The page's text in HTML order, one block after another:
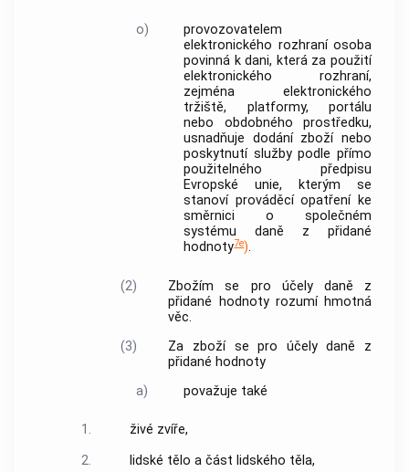
o)
provozovatelem
elektronického rozhraníosoba
povinná k dani, která za použití
elektronického rozhraní,
zejména elektronického
tržiště, platformy, portálu
nebo obdobného prostředku,
usnadňuje dodání zbožínebo
poskytnutí službypodle přímo
použitelného předpisu
Evropské unie, kterým se
stanoví prováděcí opatření ke
směrnici o společném
systému daně z přidané
hodnoty7e).
(2) Zbožím se pro účely daně z
přidané hodnoty rozumí hmotná
věc.
(3)
Za zbožíse pro účely daně z
přidané hodnoty
a)
považuje také
1.
živé zvíře,
2.
lidské tělo a část lidského těla,